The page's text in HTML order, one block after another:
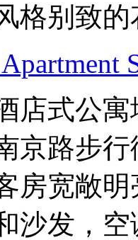
格别致的
店式公
京路步
房宽敞
沙发，